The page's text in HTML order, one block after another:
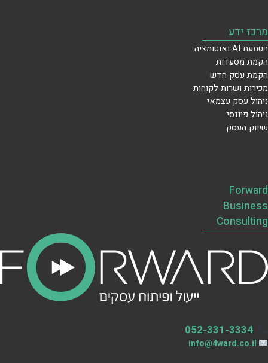
מרכז ידע
הטמעת AI ואוטומציה
הקמת מסעדות
הקמת עסק חדש
מכירות ושרות לקוחות
ניהול עסק עצמאי
ניהול פיננסי
שיווק העסק
Forward
Business
Consulting
052-331-3334
info@4ward.co.il